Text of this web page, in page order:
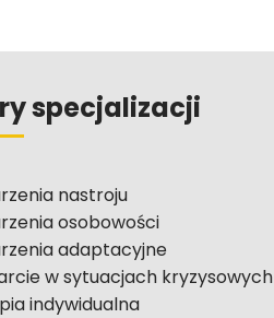
specjalizacji
nastroju
osobowości
adaptacyjne
w sytuacjach kryzysowych
indywidualna